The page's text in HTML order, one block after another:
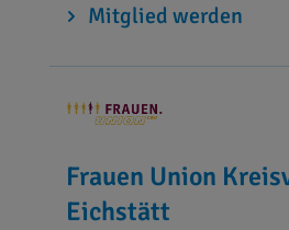
Mitglied werden
Frauen Union
Eichstätt